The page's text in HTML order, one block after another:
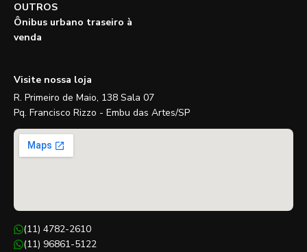
OUTROS
Ônibus urbano traseiro à
venda
Visite nossa loja
R. Primeiro de Maio, 138 Sala 07
Pq. Francisco Rizzo - Embu das Artes/SP
(11) 4782-2610
(11) 96861-5122